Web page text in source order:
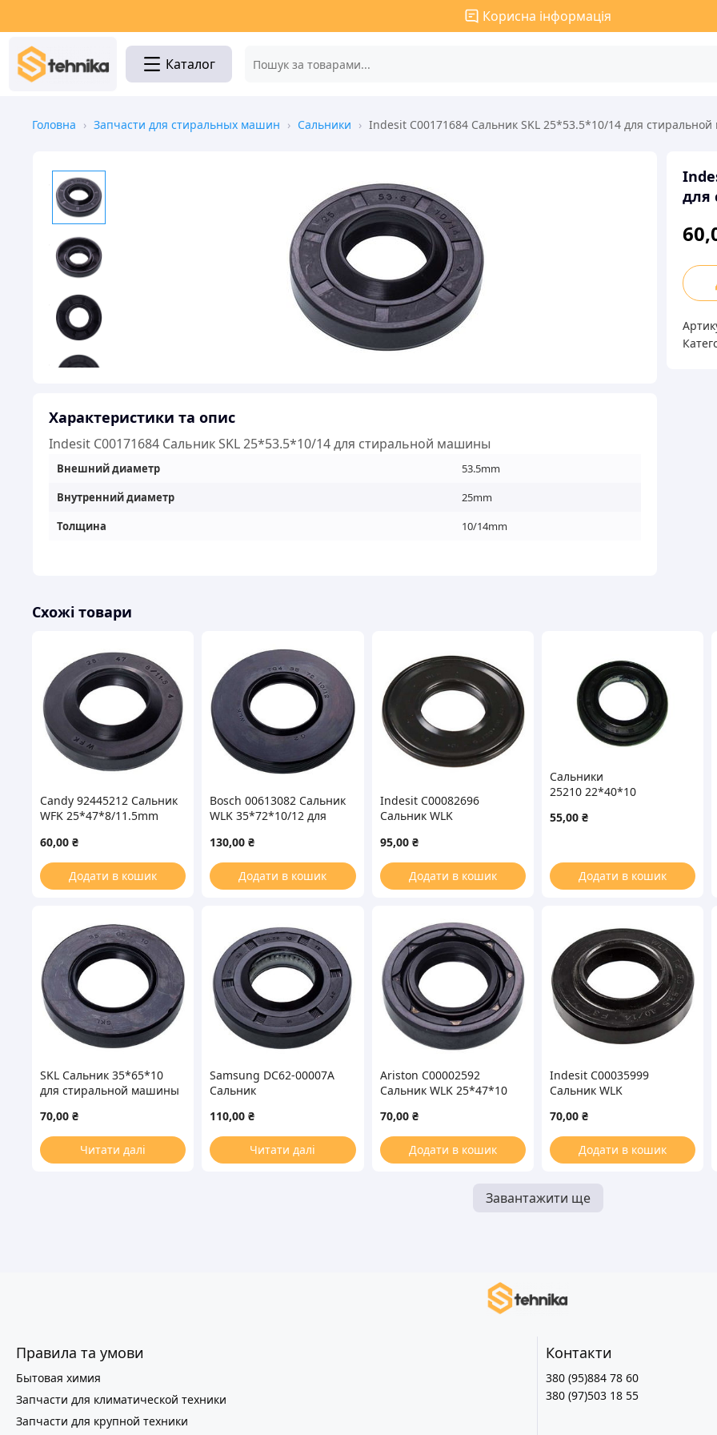
Корисна інформація
Каталог
Головна › Запчасти для стиральных машин › Сальники › Indesit C00171684 Сальник SKL 25*53.5*10/14 для
Характеристики та опис
Indesit C00171684 Сальник SKL 25*53.5*10/14 для стиральной машины
Внешний диаметр
53.5mm
Внутренний диаметр
25mm
Толщина
10/14mm
для
Indesit
SKL
Схожі товари
Candy 92445212 Сальник
WFK 25*47*8/11.5mm
60,00 ₴
Додати в кошик
Bosch 00613082 Сальник
WLK 35*72*10/12 для
130,00₴
Додати в кошик
Indesit C00082696
Сальник WLK
стиральной машины
95,00 ₴
Додати в кошик
Сальники
25210 22*40*10
55,00 ₴
Додати в кошик
SKL Сальник 35*65*10
для стиральной машины
70,00 ₴
Читати далі
Samsung DC62-00007A
Сальник
стиральной машины (со
смазкой)
110,00₴
Читати далі
Ariston C00002592
Сальник WLK 25*47*10
70,00 ₴
Додати в кошик
Indesit C00035999
Сальник WLK
стиральной машины
70,00 ₴
Додати в кошик
Завантажити ще
Правила та умови
Бытовая химия
Запчасти для климатической техники
Запчасти для крупной техники
Контакти
380 (95)884 78 60
380 (97)503 18 55